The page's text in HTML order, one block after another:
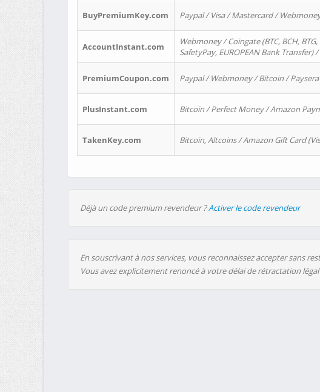
BuyPremiumKey.com Paypal / Visa / Mastercard /
AccountInstant.com
Webmoney / Coingate (BTC, BCH,
SafetyPay, EUROPEAN Bank
PremiumCoupon.com Paypal / Webmoney / Bitcoin / Paysera
PlusInstant.com Bitcoin / Perfect Money / Amazon
TakenKey.com Bitcoin, Altcoins / Amazon Gift Card
Déjà un code premium revendeur ?Activer le code revendeur
En souscrivant à nos services, vous reconnaissez accepter sans
Vous avez explicitement renoncé à votre délai de rétractation